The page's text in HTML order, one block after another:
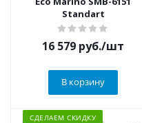
Standart
16 579 руб./шт
В корзину
СДЕЛАЕМ СКИДКУ